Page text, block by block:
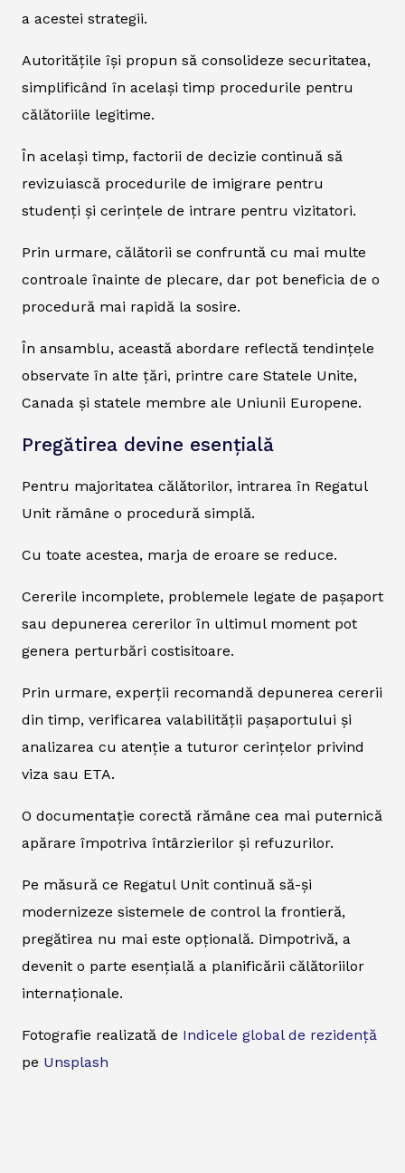
a acestei strategii.
Autoritățile își propun să consolideze securitatea,
simplificând în același timp procedurile pentru
călătoriile legitime.
În același timp, factorii de decizie continuă să
revizuiască procedurile de imigrare pentru
studenți și cerințele de intrare pentru vizitatori.
Prin urmare, călătorii se confruntă cu mai multe
controale înainte de plecare, dar pot beneficia de o
procedură mai rapidă la sosire.
În ansamblu, această abordare reflectă tendințele
observate în alte țări, printre care Statele Unite,
Canada și statele membre ale Uniunii Europene.
Pregătirea devine esențială
Pentru majoritatea călătorilor, intrarea în Regatul
Unit rămâne o procedură simplă.
Cu toate acestea, marja de eroare se reduce.
Cererile incomplete, problemele legate de pașaport
sau depunerea cererilor în ultimul moment pot
genera perturbări costisitoare.
Prin urmare, experții recomandă depunerea cererii
din timp, verificarea valabilității pașaportului și
analizarea cu atenție a tuturor cerințelor privind
viza sau ETA.
O documentație corectă rămâne cea mai puternică
apărare împotriva întârzierilor și refuzurilor.
Pe măsură ce Regatul Unit continuă să-și
modernizeze sistemele de control la frontieră,
pregătirea nu mai este opțională. Dimpotrivă, a
devenit o parte esențială a planificării călătoriilor
internaționale.
Fotografie realizată de Indicele global de rezidență
pe Unsplash